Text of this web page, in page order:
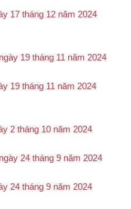
17 tháng 12 năm 2024
19 tháng 11 năm 2024
19 tháng 11 năm 2024
2 tháng 10 năm 2024
24 tháng 9 năm 2024
24 tháng 9 năm 2024